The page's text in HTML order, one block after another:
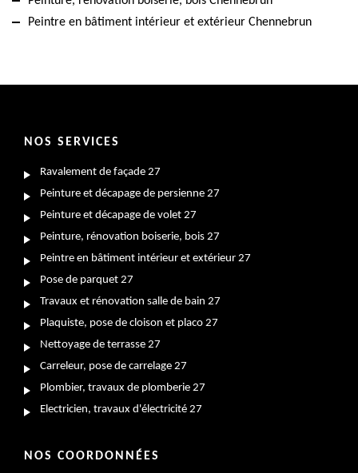
Peintre en bâtiment intérieur et extérieur Chennebrun
NOS SERVICES
Ravalement de façade 27
Peinture et décapage de persienne 27
Peinture et décapage de volet 27
Peinture, rénovation boiserie, bois 27
Peintre en bâtiment intérieur et extérieur 27
Pose de parquet 27
Travaux et rénovation salle de bain 27
Plaquiste, pose de cloison et placo 27
Nettoyage de terrasse 27
Carreleur, pose de carrelage 27
Plombier, travaux de plomberie 27
Electricien, travaux d'électricité 27
NOS COORDONNÉES